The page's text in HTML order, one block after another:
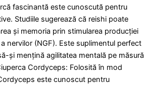
fascinantă este cunoscută pentru
Studiile sugerează că reishi poate
și memoria prin stimularea producției
nervilor (NGF). Este suplimentul perfect
și mențină agilitatea mentală pe măsură
Cordyceps: Folosită în mod
este cunoscut pentru